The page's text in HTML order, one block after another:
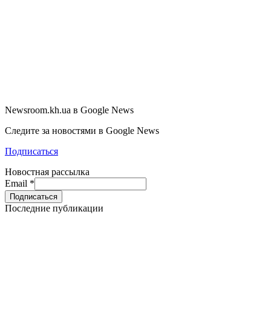
Newsroom.kh.ua в Google News
Следите за новостями в Google News
Подписаться
Новостная рассылка
Email *
Последние публикации